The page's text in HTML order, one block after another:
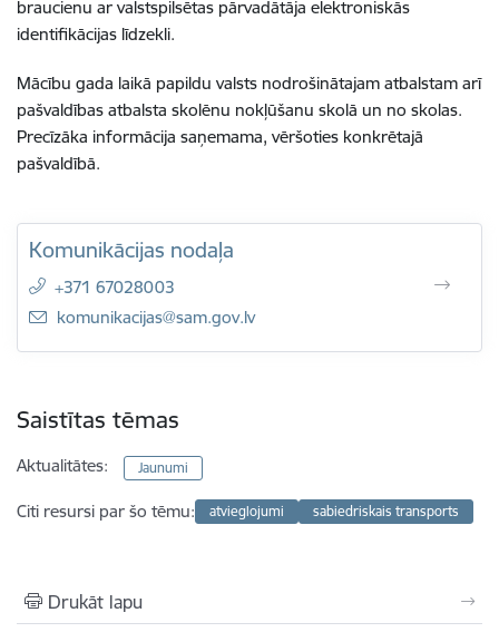
braucienu ar valstspilsētas pārvadātāja elektroniskās
identifikācijas līdzekli.
Mācību gada laikā papildu valsts nodrošinātajam atbalstam arī
pašvaldības atbalsta skolēnu nokļūšanu skolā un no skolas.
Precīzāka informācija saņemama, vēršoties konkrētajā
pašvaldībā.
Komunikācijas nodaļa
+371 67028003
E-pasts:
komunikacijas@sam.gov.lv
Saistītas tēmas
Aktualitātes: Jaunumi
Citi resursi par šo tēmu: atvieglojumi sabiedriskais transports
Drukāt lapu